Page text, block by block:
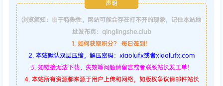
声明
浏览须知：由于特殊性，网站可能会存在打不开的现象，记住本站地
址发布页：qinglingshe.club
1. 如何获取积分？ 每日签到！
2. 本站默认双层压缩，解压密码：xiaolufx或者xiaolufx.com
3. 如链接无法下载、失效等问题请留言或者联系站长发工单！
4. 本站所有资源都来源于用户上传和网络，如版权争议请邮件站长